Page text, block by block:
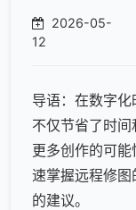
2026-05-
12
导语：在数字化
不仅节省了时
更多创作的可
速掌握远程修图
的建议。